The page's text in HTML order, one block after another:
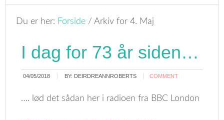
Du er her: Forside / Arkiv for 4. Maj
I dag for 73 år siden…
04/05/2018 BY: DEIRDREANNROBERTS COMMENT
…. lød det sådan her i radioen fra BBC London